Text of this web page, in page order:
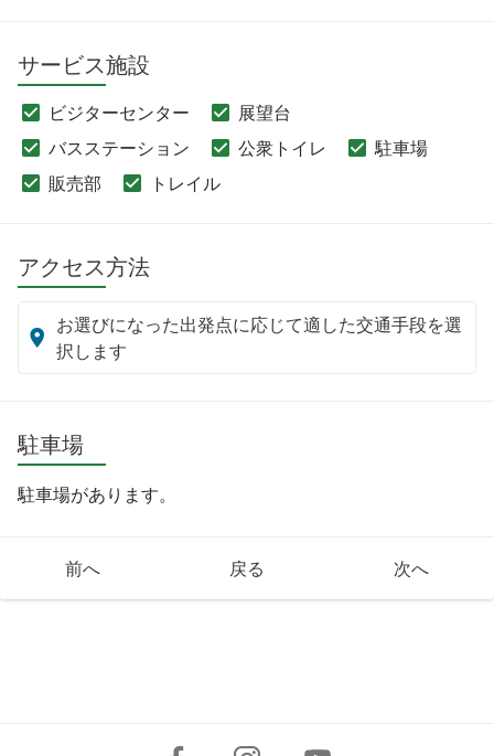
サービス施設
ビジターセンター
展望台
バスステーション
公衆トイレ
駐車場
販売部
トレイル
アクセス方法
お選びになった出発点に応じて適した交通手段を選
択します
駐車場
駐車場があります。
前へ 戻る 次へ